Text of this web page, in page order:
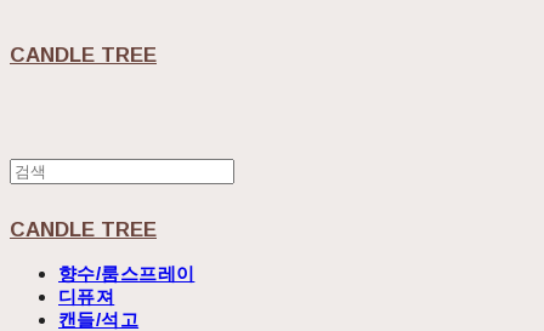
CANDLE TREE
CANDLE TREE
향수/룸스프레이
디퓨져
캔들/석고